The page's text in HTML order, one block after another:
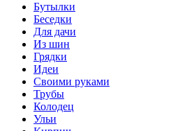
Бутылки
Беседки
Для дачи
Из шин
Грядки
Идеи
Своими руками
Трубы
Колодец
Ульи